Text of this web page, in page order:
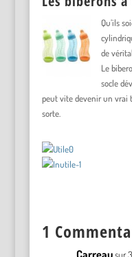
Qu’ils
de
Le
socle
peut vite devenir un vrai
sorte.
0
-1
1